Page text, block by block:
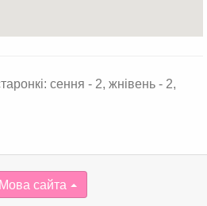
сення - 2, жнівень - 2,
сайта